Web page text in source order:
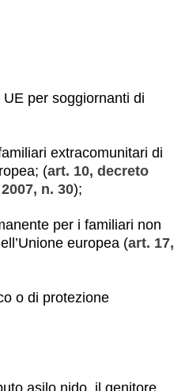
per soggiornanti di
extracomunitari di
(art. 10, decreto
n. 30);
per i familiari non
europea (art. 17,
o di protezione
asilo nido, il genitore